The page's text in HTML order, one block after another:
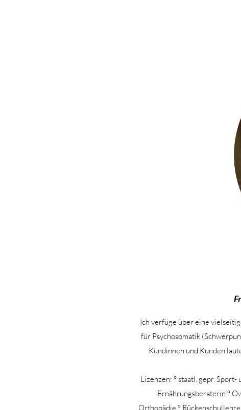
Ich verfüge über eine
für Psychosomatik
Kundinnen und Kunden
Lizenzen: ° staatl. gepr.
Ernährungsberaterin °
Orthopädie °